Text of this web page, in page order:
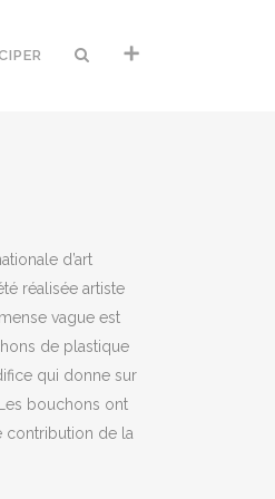
d’art
réalisée artiste
vague est
de plastique
qui donne sur
bouchons ont
contribution de la